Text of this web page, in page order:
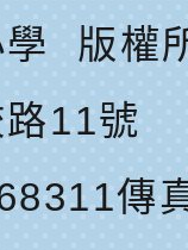
版權
11號
傳